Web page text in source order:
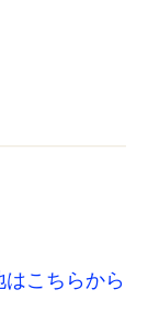
はこちらから